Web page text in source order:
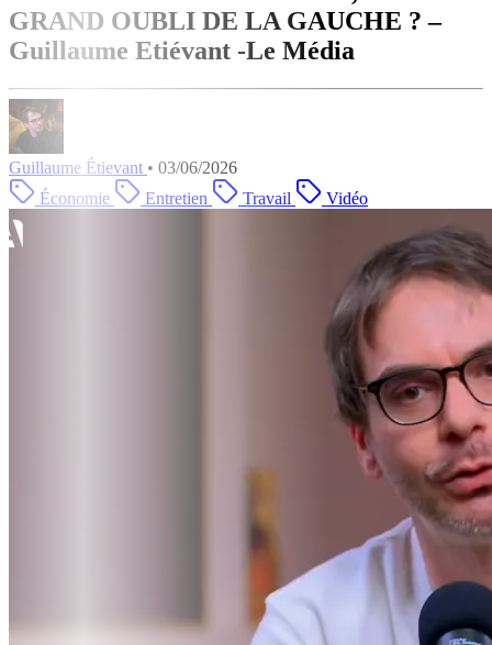
GRAND OUBLI DE LA GAUCHE ? –
Guillaume Etiévant -Le Média
Guillaume Étievant • 03/06/2026
Économie
Entretien Travail Vidéo